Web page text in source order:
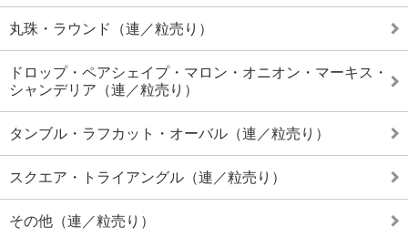
丸珠・ラウンド（連／粒売り）
ドロップ・ペアシェイプ・マロン・オニオン・マーキス・
シャンデリア（連／粒売り）
タンブル・ラフカット・オーバル（連／粒売り）
スクエア・トライアングル（連／粒売り）
その他（連／粒売り）